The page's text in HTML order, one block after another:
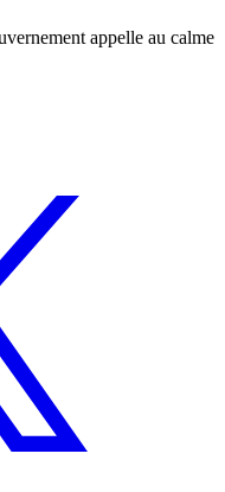
appelle au calme